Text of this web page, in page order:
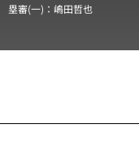
塁審(一)： 嶋田哲也